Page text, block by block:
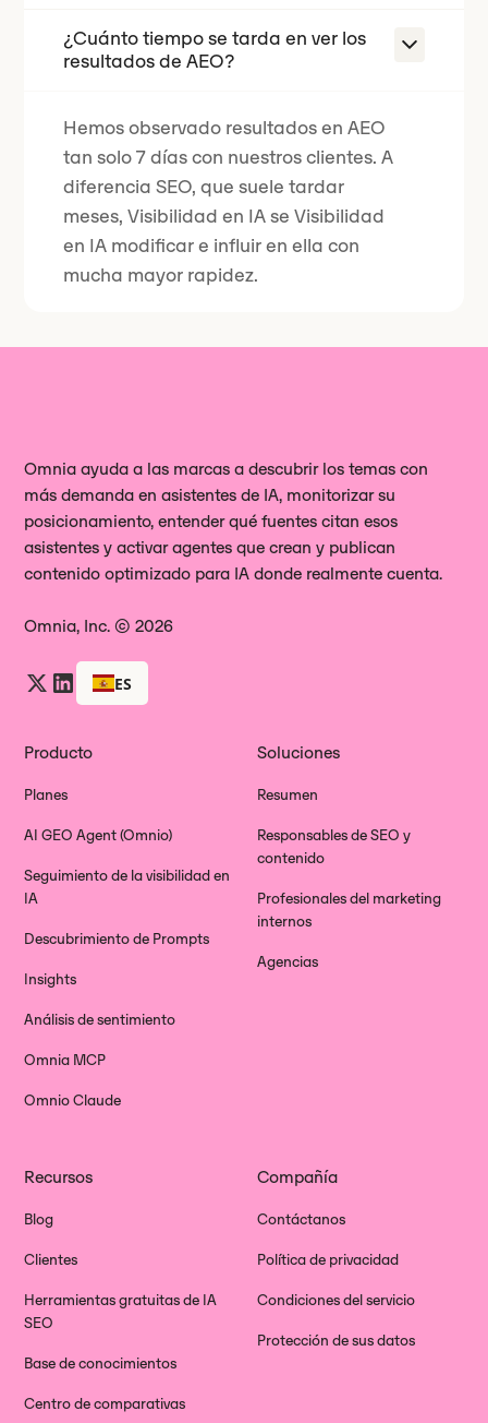
¿Cuánto tiempo se tarda en ver los
resultados de AEO?
Hemos observado resultados en AEO
tan solo 7 días con nuestros clientes. A
diferencia SEO, que suele tardar
meses, Visibilidad en IA se Visibilidad
en IA modificar e influir en ella con
mucha mayor rapidez.
Omnia ayuda a las marcas a descubrir los temas con
más demanda en asistentes de IA, monitorizar su
posicionamiento, entender qué fuentes citan esos
asistentes y activar agentes que crean y publican
contenido optimizado para IA donde realmente cuenta.
Omnia, Inc. © 2026
ES
Producto
Planes
AI GEO Agent (Omnio)
Seguimiento de la visibilidad en
IA
Descubrimiento de Prompts
Insights
Análisis de sentimiento
Omnia MCP
Omnio Claude
Soluciones
Resumen
Responsables de SEO y
contenido
Profesionales del marketing
internos
Agencias
Recursos
Blog
Clientes
Herramientas gratuitas de IA
SEO
Base de conocimientos
Centro de comparativas
Compañía
Contáctanos
Política de privacidad
Condiciones del servicio
Protección de sus datos